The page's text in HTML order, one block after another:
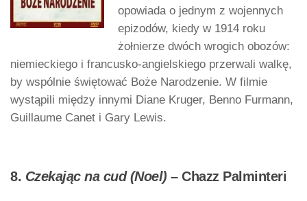
opowiada o jednym z wojennych
epizodów, kiedy w 1914 roku
żołnierze dwóch wrogich obozów:
niemieckiego i francusko-angielskiego przerwali walkę,
by wspólnie świętować Boże Narodzenie. W filmie
wystąpili między innymi Diane Kruger, Benno Furmann,
Guillaume Canet i Gary Lewis.
8. Czekając na cud (Noel) – Chazz Palminteri